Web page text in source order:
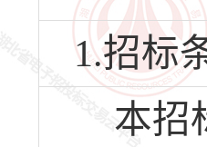
1.招标
本招